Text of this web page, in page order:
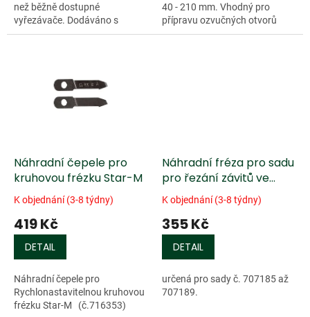
než běžně dostupné
vyřezávače. Dodáváno s
adaptérem „Drill & Drop“.
40 - 210 mm. Vhodný pro
přípravu ozvučných otvorů
kytar, pro práci s kůží, dýhou,
Náhradní čepele pro
kruhovou frézku Star-M
K objednání (3-8 týdny)
419 Kč
DETAIL
Náhradní čepele pro
Rychlonastavitelnou kruhovou
frézku Star-M (č.716353)
Náhradní fréza pro sadu
pro řezání závitů ve
dřevě
K objednání (3-8 týdny)
355 Kč
DETAIL
určená pro sady č. 707185 až
707189.